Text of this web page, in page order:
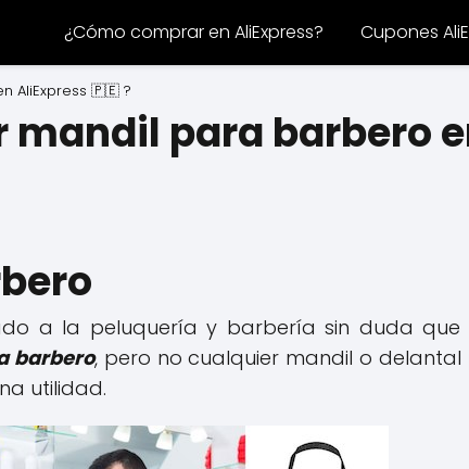
¿Cómo comprar en AliExpress? Cupones
AliExpress 🇵🇪 ?
mandil para barbero
a la peluquería y barbería sin duda que
barbero, pero no cualquier mandil o
utilidad.